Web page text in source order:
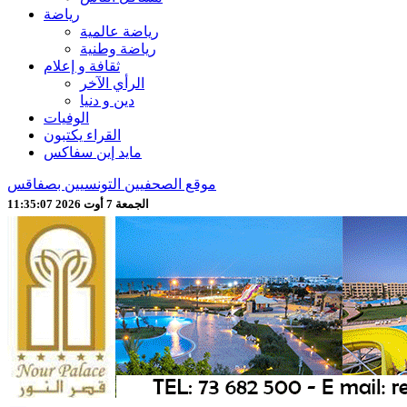
رياضة
رياضة عالمية
رياضة وطنية
ثقافة و إعلام
الرأي الآخر
دين و دنيا
الوفيات
القراء يكتبون
مايد إين سفاكس
موقع الصحفيين التونسيين بصفاقس
الجمعة 7 أوت 2026 11:35:09